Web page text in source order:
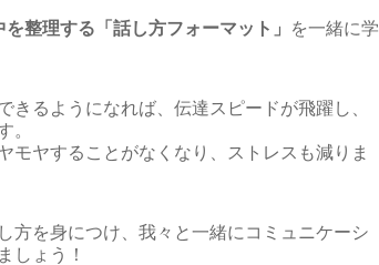
整理する「話し方フォーマット」
を一緒に学
きるようになれば、伝達スピードが飛躍し、
。
モヤすることがなくなり、ストレスも減りま
方を身につけ、我々と一緒にコミュニケーシ
しょう！